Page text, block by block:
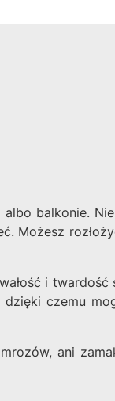
balkonie.
Możesz
i twardość
czemu
ani